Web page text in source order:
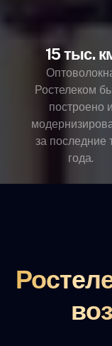
15 тыс.
Ростелеком
построено и
за последние
года.